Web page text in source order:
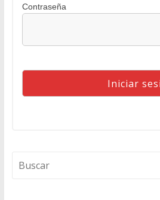
Contraseña